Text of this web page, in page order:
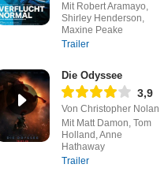
Mit Robert Aramayo,
Shirley Henderson,
Maxine Peake
Trailer
Die Odyssee
3,9
Von Christopher Nolan
Mit Matt Damon, Tom
Holland, Anne
Hathaway
Trailer